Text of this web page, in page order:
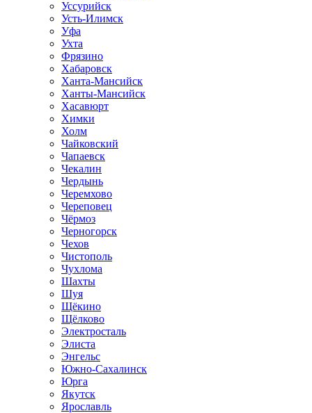
Уссурийск
Усть-Илимск
Уфа
Ухта
Фрязино
Хабаровск
Ханта-Мансийск
Ханты-Мансийск
Хасавюрт
Химки
Холм
Чайковский
Чапаевск
Чекалин
Чердынь
Черемхово
Череповец
Чёрмоз
Черногорск
Чехов
Чистополь
Чухлома
Шахты
Шуя
Щёкино
Щёлково
Электросталь
Элиста
Энгельс
Южно-Сахалинск
Юрга
Якутск
Ярославль